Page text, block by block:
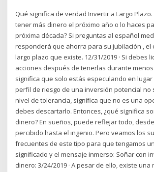
Qué significa de verdad Invertir a Largo
tener más dinero el próximo año o lo haces
próxima década? Si preguntas al español
responderá que ahorra para su jubilación , el
largo plazo que existe. 12/31/2019 · Si debes
acciones después de tenerlas durante
significa que solo estás especulando en lugar
perfil de riesgo de una inversión potencial no
nivel de tolerancia, significa que no es una
debes descartarlo. Entonces, ¿qué significa
dinero? En sueños, puede reflejar todo,
percibido hasta el ingenio. Pero veamos los
frecuentes de este tipo para que tengamos
significado y el mensaje inmerso: Soñar con
dinero: 3/24/2019 · A pesar de ello, existe una